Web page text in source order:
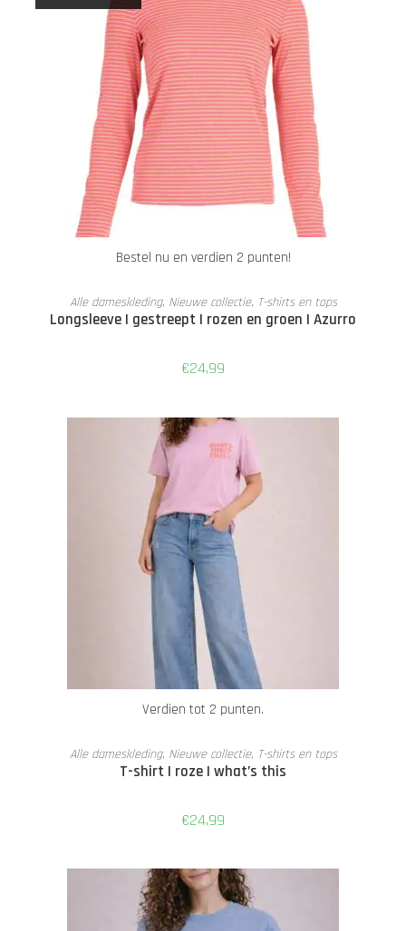
Bestel nu en verdien 2 punten!
LEES VERDER
Alle dameskleding, Nieuwe collectie, T-shirts en tops
Longsleeve | gestreept | rozen en groen | Azurro
€24,99
Verdien tot 2 punten.
OPTIES SELECTEREN
Alle dameskleding, Nieuwe collectie, T-shirts en tops
T-shirt | roze | what’s this
€24,99